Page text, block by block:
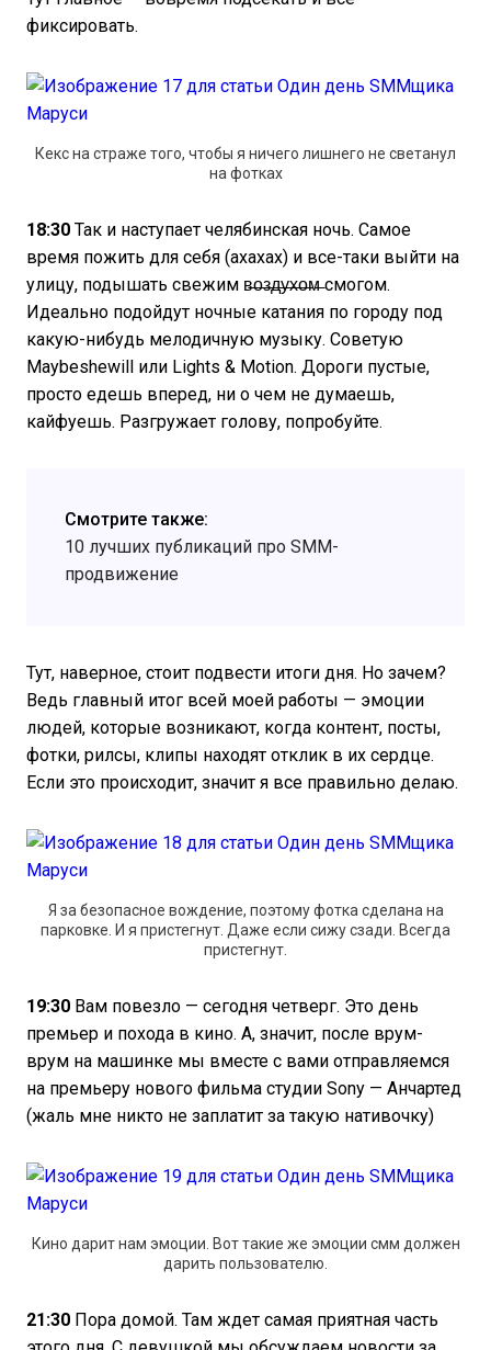
фиксировать.
Кекс на страже того, чтобы я ничего лишнего не светанул
на фотках
18:30 Так и наступает челябинская ночь. Самое
время пожить для себя (ахахах) и все-таки выйти на
улицу, подышать свежим в̶о̶з̶д̶у̶х̶о̶м̶ смогом.
Идеально подойдут ночные катания по городу под
какую-нибудь мелодичную музыку. Советую
Maybeshewill или Lights & Motion. Дороги пустые,
просто едешь вперед, ни о чем не думаешь,
кайфуешь. Разгружает голову, попробуйте.
Смотрите также:
10 лучших публикаций про SMM-
продвижение
Тут, наверное, стоит подвести итоги дня. Но зачем?
Ведь главный итог всей моей работы — эмоции
людей, которые возникают, когда контент, посты,
фотки, рилсы, клипы находят отклик в их сердце.
Если это происходит, значит я все правильно делаю.
Я за безопасное вождение, поэтому фотка сделана на
парковке. И я пристегнут. Даже если сижу сзади. Всегда
пристегнут.
19:30 Вам повезло — сегодня четверг. Это день
премьер и похода в кино. А, значит, после врум-
врум на машинке мы вместе с вами отправляемся
на премьеру нового фильма студии Sony — Анчартед
(жаль мне никто не заплатит за такую нативочку)
Кино дарит нам эмоции. Вот такие же эмоции смм должен
дарить пользователю.
21:30 Пора домой. Там ждет самая приятная часть